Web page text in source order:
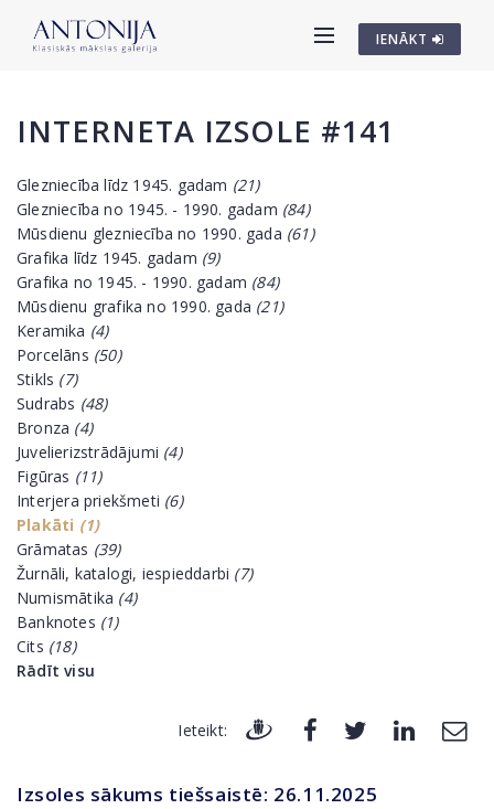
IENĀKT
INTERNETA IZSOLE #141
Glezniecība līdz 1945. gadam (21)
Glezniecība no 1945. - 1990. gadam (84)
Mūsdienu glezniecība no 1990. gada (61)
Grafika līdz 1945. gadam (9)
Grafika no 1945. - 1990. gadam (84)
Mūsdienu grafika no 1990. gada (21)
Keramika (4)
Porcelāns (50)
Stikls (7)
Sudrabs (48)
Bronza (4)
Juvelierizstrādājumi (4)
Figūras (11)
Interjera priekšmeti (6)
Plakāti (1)
Grāmatas (39)
Žurnāli, katalogi, iespieddarbi (7)
Numismātika (4)
Banknotes (1)
Cits (18)
Rādīt visu
Ieteikt:
Izsoles sākums tiešsaistē: 26.11.2025